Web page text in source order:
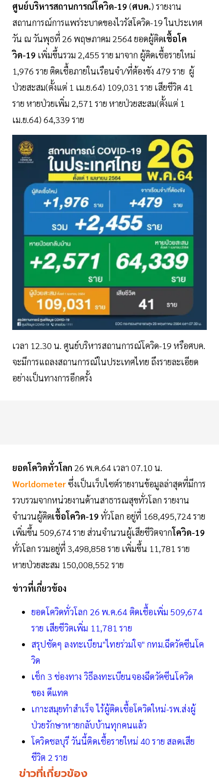
ศูนย์บริหารสถานการณ์โควิด-19 (ศบค.) รายงาน
สถานการณ์การแพร่ระบาดของไวรัสโควิด-19 ในประเทศ
วัน ณ วันพุธที่ 26 พฤษภาคม 2564 ยอดผู้ติดเชื้อโค
วิด-19 เพิ่มขึ้นรวม 2,455 ราย มาจาก ผู้ติดเชื้อรายใหม่
1,976 ราย ติดเชื้อภายในเรือนจำ/ที่ต้องขัง 479 ราย ผู้
ป่วยสะสม(ตั้งแต่ 1 เม.ย.64) 109,031 ราย เสียชีวิต 41
ราย หายป่วยเพิ่ม 2,571 ราย หายป่วยสะสม(ตั้งแต่ 1
เม.ย.64) 64,339 ราย
เวลา 12.30 น. ศูนย์บริหารสถานการณ์โควิด-19 หรือศบค.
จะมีการแถลงสถานการณ์ในประเทศไทย ถึงรายละเอียด
อย่างเป็นทางการอีกครั้ง
ยอดโควิดทั่วโลก 26 พ.ค.64 เวลา 07.10 น.
Worldometerซึ่งเป็นเว็บไซต์รายงานข้อมูลล่าสุดที่มีการ
รวบรวมจากหน่วยงานด้านสาธารณสุขทั่วโลก รายงาน
จำนวนผู้ติดเชื้อโควิด-19 ทั่วโลก อยู่ที่ 168,495,724 ราย
เพิ่มขึ้น 509,674 ราย ส่วนจำนวนผู้เสียชีวิตจากโควิด-19
ทั่วโลก รวมอยู่ที่ 3,498,858 ราย เพิ่มขึ้น 11,781 ราย
หายป่วยสะสม 150,008,552 ราย
ข่าวที่เกี่ยวข้อง
ยอดโควิดทั่วโลก 26 พ.ค.64 ติดเชื้อเพิ่ม 509,674
ราย เสียชีวิตเพิ่ม 11,781 ราย
สรุปชัดๆ ลงทะเบียน"ไทยร่วมใจ" กทม.ฉีดวัคซีนโค
วิด
เช็ก 3 ช่องทาง วิธีลงทะเบียนจองฉีดวัคซีนโควิด
ของ ดีแทค
เกาะสมุยทำสำเร็จ ไร้ผู้ติดเชื้อโควิดใหม่-รพ.ส่งผู้
ป่วยรักษาหายกลับบ้านทุกคนแล้ว
โควิดชลบุรี วันนี้ติดเชื้อรายใหม่ 40 ราย สลดเสีย
ชีวิต 2 ราย
ข่าวที่เกี่ยวข้อง